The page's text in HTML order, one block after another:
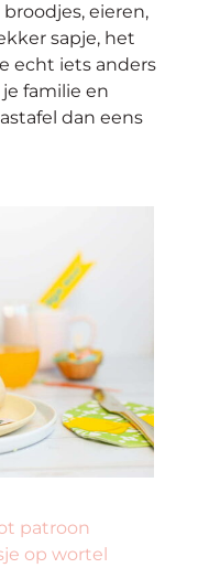
eieren,
sapje, het
echt iets anders
familie en
dan eens
patroon
op wortel